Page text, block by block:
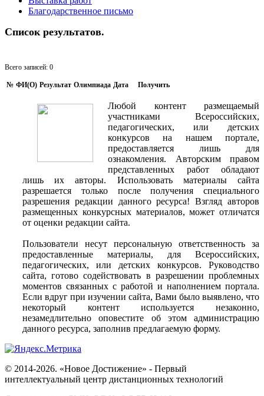
Благодарственное письмо
Список результатов.
Всего записей: 0
№ ФИ(O) Результат Олимпиада Дата Получить
Любой контент размещаемый
участниками Всероссийских,
педагогических, или детских
конкурсов на нашем портале,
предоставляется лишь для
ознакомления. Авторским правом
представленных работ обладают
лишь их авторы. Использовать материалы сайта
разрешается только после получения специального
разрешения редакции данного ресурса! Взгляд авторов
размещенных конкурсных материалов, может отличатся
от оценки редакции сайта.
Пользователи несут персональную ответственность за
предоставленные материалы, для Всероссийских,
педагогических, или детских конкурсов. Руководство
сайта, готово содействовать в разрешении проблемных
моментов связанных с работой и наполнением портала.
Если вдруг при изучении сайта, Вами было выявлено, что
некоторый контент используется незаконно,
незамедлительно оповестите об этом администрацию
данного ресурса, заполнив предлагаемую форму.
© 2014-2026. «Новое Достижение» - Первый
интеллектуальный центр дистанционных технологий